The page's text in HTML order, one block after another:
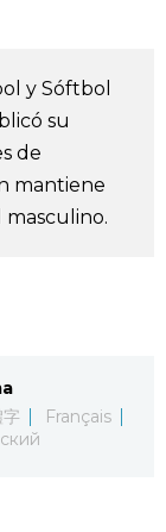
y Sóftbol
su
de
mantiene
字
Français